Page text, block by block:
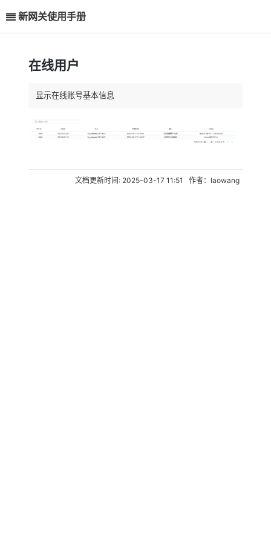
新网关使用手册
在线用户
显示在线账号基本信息
文档更新时间: 2025-03-17 11:51 作者：laowang